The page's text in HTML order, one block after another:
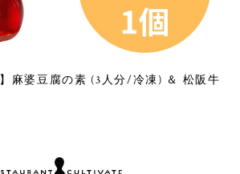
】麻婆豆腐の素 (3人分/冷凍) ＆ 松阪牛